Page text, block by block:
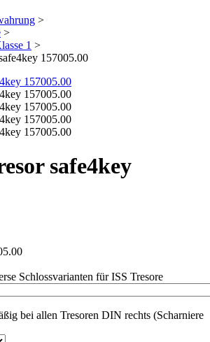
>
>
1 >
157005.00
safe4key
Schlossvarianten für ISS Tresore
bei allen Tresoren DIN rechts (Scharniere